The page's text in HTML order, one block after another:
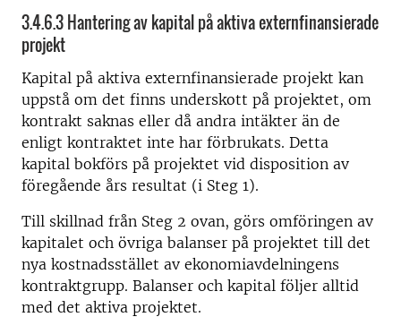
3.4.6.3 Hantering av kapital på aktiva externfinansierade
projekt
Kapital på aktiva externfinansierade projekt kan
uppstå om det finns underskott på projektet, om
kontrakt saknas eller då andra intäkter än de
enligt kontraktet inte har förbrukats. Detta
kapital bokförs på projektet vid disposition av
föregående års resultat (i Steg 1).
Till skillnad från Steg 2 ovan, görs omföringen av
kapitalet och övriga balanser på projektet till det
nya kostnadsstället av ekonomiavdelningens
kontraktgrupp. Balanser och kapital följer alltid
med det aktiva projektet.